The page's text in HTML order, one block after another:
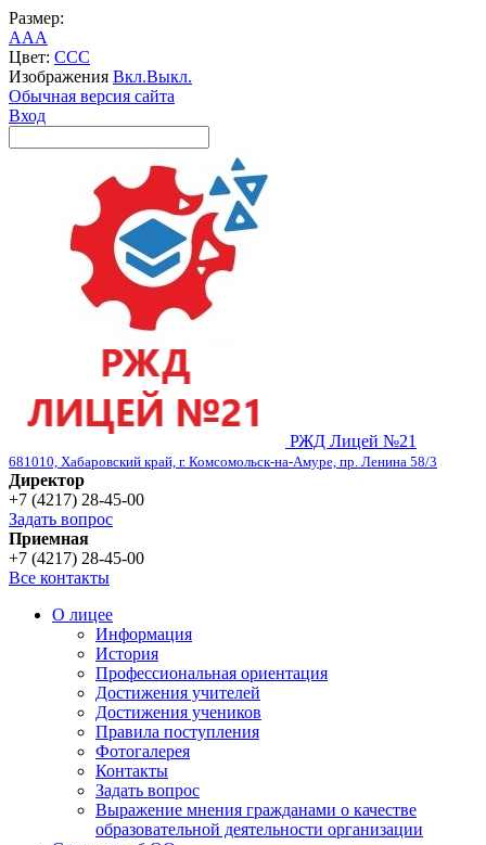
Размер:
AAA
Цвет: CCC
Изображения Вкл.Выкл.
Обычная версия сайта
Вход
РЖД Лицей №21
681010, Хабаровский край, г. Комсомольск-на-Амуре, пр. Ленина 58/3
Директор
+7 (4217) 28-45-00
Задать вопрос
Приемная
+7 (4217) 28-45-00
Все контакты
О лицее
Информация
История
Профессиональная ориентация
Достижения учителей
Достижения учеников
Правила поступления
Фотогалерея
Контакты
Задать вопрос
Выражение мнения гражданами о качестве
образовательной деятельности организации